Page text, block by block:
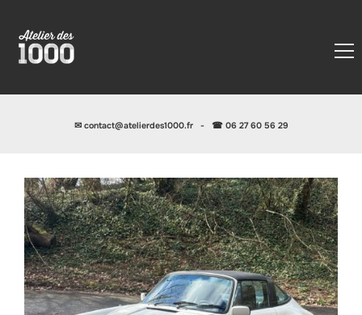
✉ contact@atelierdes1000.fr- ☎ 06 27 60 56 29